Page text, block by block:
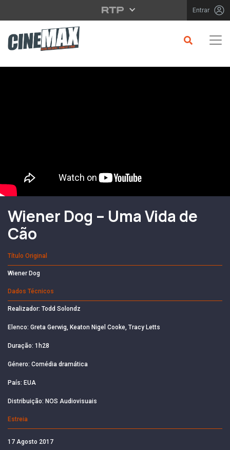
Saltar para o conteúdo principal Entrar
Filme em Cartaz
Wiener Dog – Uma Vida de
Cão
Título Original
Wiener Dog
Dados Técnicos
Realizador: Todd Solondz
Elenco: Greta Gerwig, Keaton Nigel Cooke, Tracy Letts
Duração: 1h28
Género: Comédia dramática
País: EUA
Distribuição: NOS Audiovisuais
Estreia
17 Agosto 2017